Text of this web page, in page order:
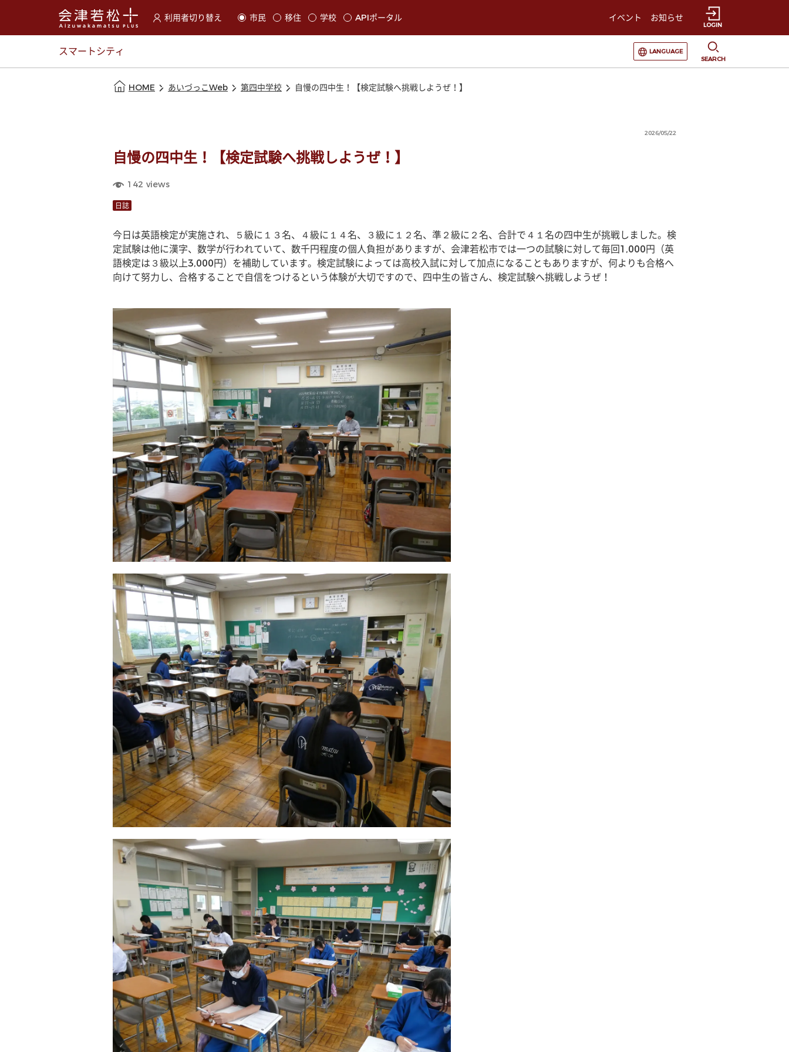
利用者切り替え
選択すると利用者の切替が発生します
市民 移住 学校 APIポータル イベント お知らせ
LOGIN
スマートシティ
選択すると言語の切替が発生します
LANGUAGE
SEARCH
HOME あいづっこWeb 第四中学校 自慢の四中生！【検定試験へ挑戦しようぜ！】
2026/05/22
自慢の四中生！【検定試験へ挑戦しようぜ！】
142 views
日誌
今日は英語検定が実施され、５級に１３名、４級に１４名、３級に１２名、準２級に２名、合計で４１名の四中生が挑戦しました。検
定試験は他に漢字、数学が行われていて、数千円程度の個人負担がありますが、会津若松市では一つの試験に対して毎回1,000円（英
語検定は３級以上3,000円）を補助しています。検定試験によっては高校入試に対して加点になることもありますが、何よりも合格へ
向けて努力し、合格することで自信をつけるという体験が大切ですので、四中生の皆さん、検定試験へ挑戦しようぜ！